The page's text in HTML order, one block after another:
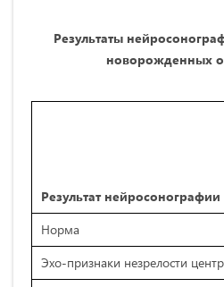
Результаты
новорожденных
Результат нейросонографии
Норма
Эхо-признаки незрелости